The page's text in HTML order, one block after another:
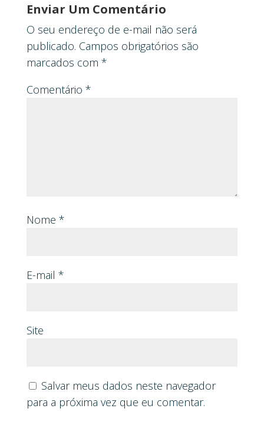
Enviar Um Comentário
O seu endereço de e-mail não será
publicado. Campos obrigatórios são
marcados com *
Comentário *
Nome *
E-mail *
Site
Salvar meus dados neste navegador
para a próxima vez que eu comentar.